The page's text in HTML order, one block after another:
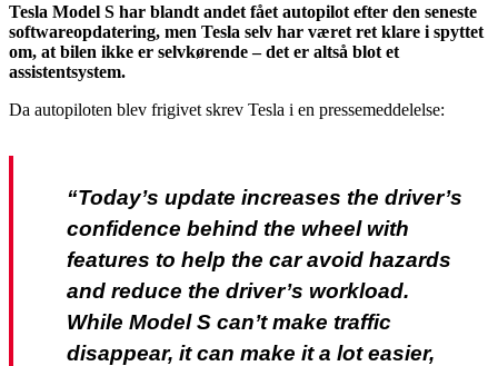
Tesla Model S har blandt andet fået autopilot efter den seneste
softwareopdatering, men Tesla selv har været ret klare i spyttet
om, at bilen ikke er selvkørende – det er altså blot et
assistentsystem.
Da autopiloten blev frigivet skrev Tesla i en pressemeddelelse:
“Today’s update increases the driver’s
confidence behind the wheel with
features to help the car avoid hazards
and reduce the driver’s workload.
While Model S can’t make traffic
disappear, it can make it a lot easier,